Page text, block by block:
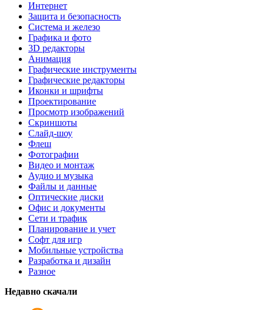
Интернет
Защита и безопасность
Система и железо
Графика и фото
3D редакторы
Анимация
Графические инструменты
Графические редакторы
Иконки и шрифты
Проектирование
Просмотр изображений
Скриншоты
Слайд-шоу
Флеш
Фотографии
Видео и монтаж
Аудио и музыка
Файлы и данные
Оптические диски
Офис и документы
Сети и трафик
Планирование и учет
Софт для игр
Мобильные устройства
Разработка и дизайн
Разное
Недавно скачали